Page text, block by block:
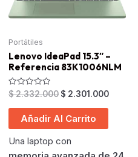
Portátiles
Lenovo IdeaPad 15.3″ –
Referencia 83K1006NLM
Valorado
en
0
$2.332.000 Original
was:
$ 2.332.000.
$ 2.301.000
Añadir Al Carrito
Una laptop con